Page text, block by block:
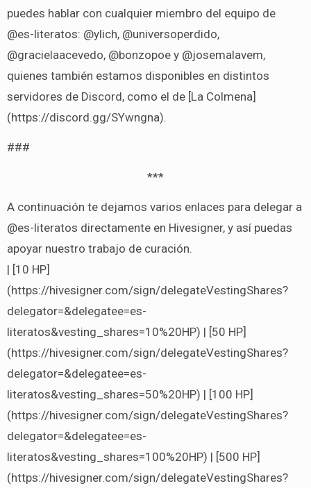
puedes hablar con cualquier miembro del equipo de
@es-literatos: @ylich, @universoperdido,
@gracielaacevedo, @bonzopoe y @josemalavem,
quienes también estamos disponibles en distintos
servidores de Discord, como el de [La Colmena]
(https://discord.gg/SYwngna).
###
***
A continuación te dejamos varios enlaces para delegar a
@es-literatos directamente en Hivesigner, y así puedas
apoyar nuestro trabajo de curación.
| [10 HP]
(https://hivesigner.com/sign/delegateVestingShares?
delegator=&delegatee=es-
literatos&vesting_shares=10%20HP) | [50 HP]
(https://hivesigner.com/sign/delegateVestingShares?
delegator=&delegatee=es-
literatos&vesting_shares=50%20HP) | [100 HP]
(https://hivesigner.com/sign/delegateVestingShares?
delegator=&delegatee=es-
literatos&vesting_shares=100%20HP) | [500 HP]
(https://hivesigner.com/sign/delegateVestingShares?